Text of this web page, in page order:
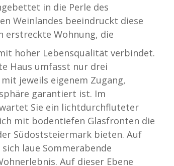
in die Perle des
Weinlandes beeindruckt diese
erstreckte Wohnung, die
hoher Lebensqualität verbindet.
Haus umfasst nur drei
jeweils eigenem Zugang,
garantiert ist. Im
Sie ein lichtdurchfluteter
mit bodentiefen Glasfronten die
Südoststeiermark bieten. Auf
laue Sommerabende
Auf dieser Ebene